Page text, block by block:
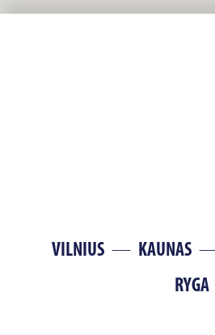
VILNIUS KAUNAS
RYGA